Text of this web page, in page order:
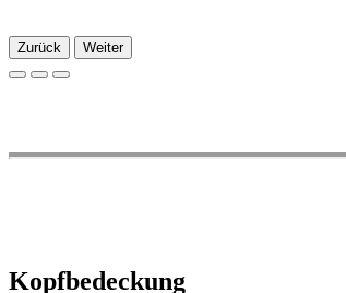
Zurück Weiter
Kopfbedeckung